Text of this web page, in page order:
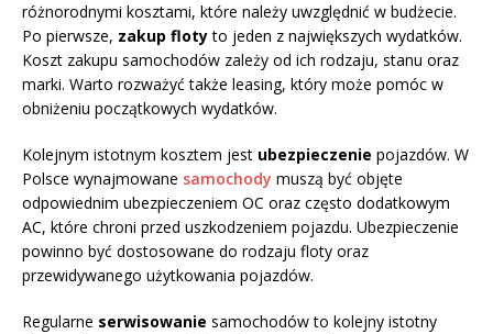
różnorodnymi kosztami, które należy uwzględnić w budżecie.
Po pierwsze, zakup flotyto jeden z największych wydatków.
Koszt zakupu samochodów zależy od ich rodzaju, stanu oraz
marki. Warto rozważyć także leasing, który może pomóc w
obniżeniu początkowych wydatków.
Kolejnym istotnym kosztem jest ubezpieczenie pojazdów. W
Polsce wynajmowane samochody muszą być objęte
odpowiednim ubezpieczeniem OC oraz często dodatkowym
AC, które chroni przed uszkodzeniem pojazdu. Ubezpieczenie
powinno być dostosowane do rodzaju floty oraz
przewidywanego użytkowania pojazdów.
Regularne serwisowanie samochodów to kolejny istotny